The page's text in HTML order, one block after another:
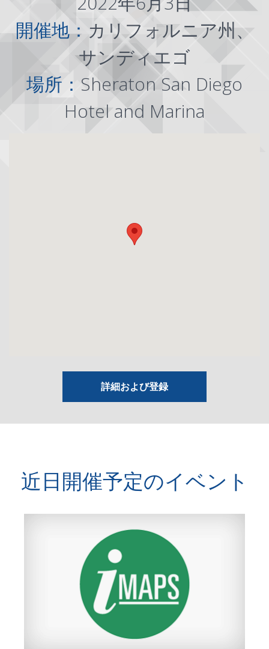
開催地： カリフォルニア州、
サンディエゴ
場所： Sheraton San Diego
Hotel and Marina
詳細および登録
近日開催予定のイベント